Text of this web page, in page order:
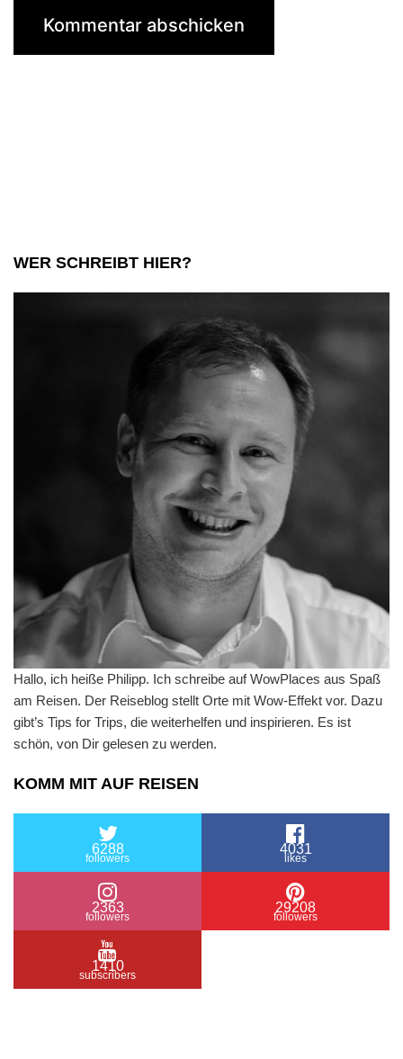
WER SCHREIBT HIER?
Hallo, ich heiße Philipp. Ich schreibe auf WowPlaces aus Spaß
am Reisen. Der Reiseblog stellt Orte mit Wow-Effekt vor. Dazu
gibt’s Tips for Trips, die weiterhelfen und inspirieren. Es ist
schön, von Dir gelesen zu werden.
KOMM MIT AUF REISEN
6288
followers
4031
likes
2363
followers
29208
followers
1410
subscribers